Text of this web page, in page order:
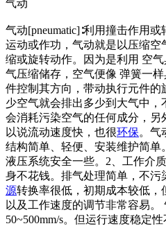
气动
气动[pneumatic]∶利用撞击作用
运动或作功，气动就是以压缩空
缩或旋转动作。因为是利用 空
气压缩储存，空气便像 弹簧一
件控制其方向，带动执行元件
少空气就会排出多少到大气中
会消耗污染空气的任何成分，
以说流动速度快，也很环保。气
结构简单、轻便、安装维护简
液压系统安全一些。2、工作介
身不花钱。排气处理简单，不污
源转换率很低，初期成本较低，
以及工作速度的调节非常容易。
50~500mm/s。但运行速度稳定